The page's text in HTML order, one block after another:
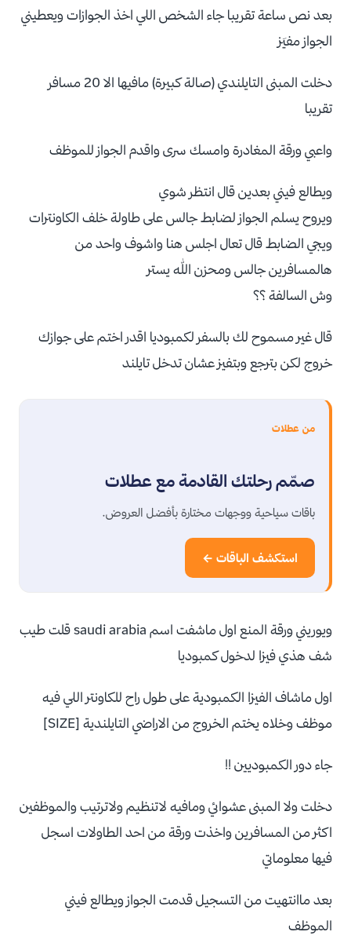
بعد نص ساعة تقريبا جاء الشخص اللي اخذ الجوازات ويعطيني
الجواز مفيَز
دخلت المبنى التايلندي (صالة كبيرة) مافيها الا 20 مسافر
تقريبا
واعبي ورقة المغادرة وامسك سرى واقدم الجواز للموظف
ويطالع فيني بعدين قال انتظر شوي
ويروح يسلم الجواز لضابط جالس على طاولة خلف الكاونترات
ويجي الضابط قال تعال اجلس هنا واشوف واحد من
هالمسافرين جالس ومحزن الله يستر
وش السالفة ؟؟
قال غير مسموح لك بالسفر لكمبوديا اقدر اختم على جوازك
خروج لكن بترجع وبتفيز عشان تدخل تايلند
من عطلات
صمّم رحلتك القادمة مع عطلات
باقات سياحية ووجهات مختارة بأفضل العروض.
استكشف الباقات ←
ويوريني ورقة المنع اول ماشفت اسم saudi arabia قلت طيب
شف هذي فيزا لدخول كمبوديا
اول ماشاف الفيزا الكمبودية على طول راح للكاونتر اللي فيه
موظف وخلاه يختم الخروج من الاراضي التايلندية [SIZE]
جاء دور الكمبوديين !!
دخلت ولا المبنى عشوائي ومافيه لاتنظيم ولاترتيب والموظفين
اكثر من المسافرين واخذت ورقة من احد الطاولات اسجل
فيها معلوماتي
بعد ماانتهيت من التسجيل قدمت الجواز ويطالع فيني
الموظف